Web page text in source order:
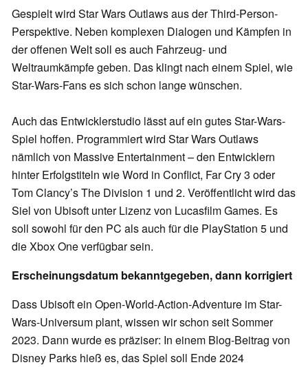
Gespielt wird Star Wars Outlaws aus der Third-Person-
Perspektive. Neben komplexen Dialogen und Kämpfen in
der offenen Welt soll es auch Fahrzeug- und
Weltraumkämpfe geben. Das klingt nach einem Spiel, wie
Star-Wars-Fans es sich schon lange wünschen.
Auch das Entwicklerstudio lässt auf ein gutes Star-Wars-
Spiel hoffen. Programmiert wird Star Wars Outlaws
nämlich von Massive Entertainment – den Entwicklern
hinter Erfolgstiteln wie Word in Conflict, Far Cry 3 oder
Tom Clancy’s The Division 1 und 2. Veröffentlicht wird das
Siel von Ubisoft unter Lizenz von Lucasfilm Games. Es
soll sowohl für den PC als auch für die PlayStation 5 und
die Xbox One verfügbar sein.
Erscheinungsdatum bekanntgegeben, dann korrigiert
Dass Ubisoft ein Open-World-Action-Adventure im Star-
Wars-Universum plant, wissen wir schon seit Sommer
2023. Dann wurde es präziser: In einem Blog-Beitrag von
Disney Parks hieß es, das Spiel soll Ende 2024